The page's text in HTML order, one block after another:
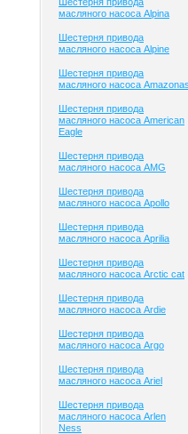
масляного насоса Alpina
Шестерня привода
масляного насоса Alpine
Шестерня привода
масляного насоса
Шестерня привода
масляного насоса American
Eagle
Шестерня привода
масляного насоса AMG
Шестерня привода
масляного насоса Apollo
Шестерня привода
масляного насоса Aprilia
Шестерня привода
масляного насоса Arctic cat
Шестерня привода
масляного насоса Ardie
Шестерня привода
масляного насоса Argo
Шестерня привода
масляного насоса Ariel
Шестерня привода
масляного насоса Arlen
Ness